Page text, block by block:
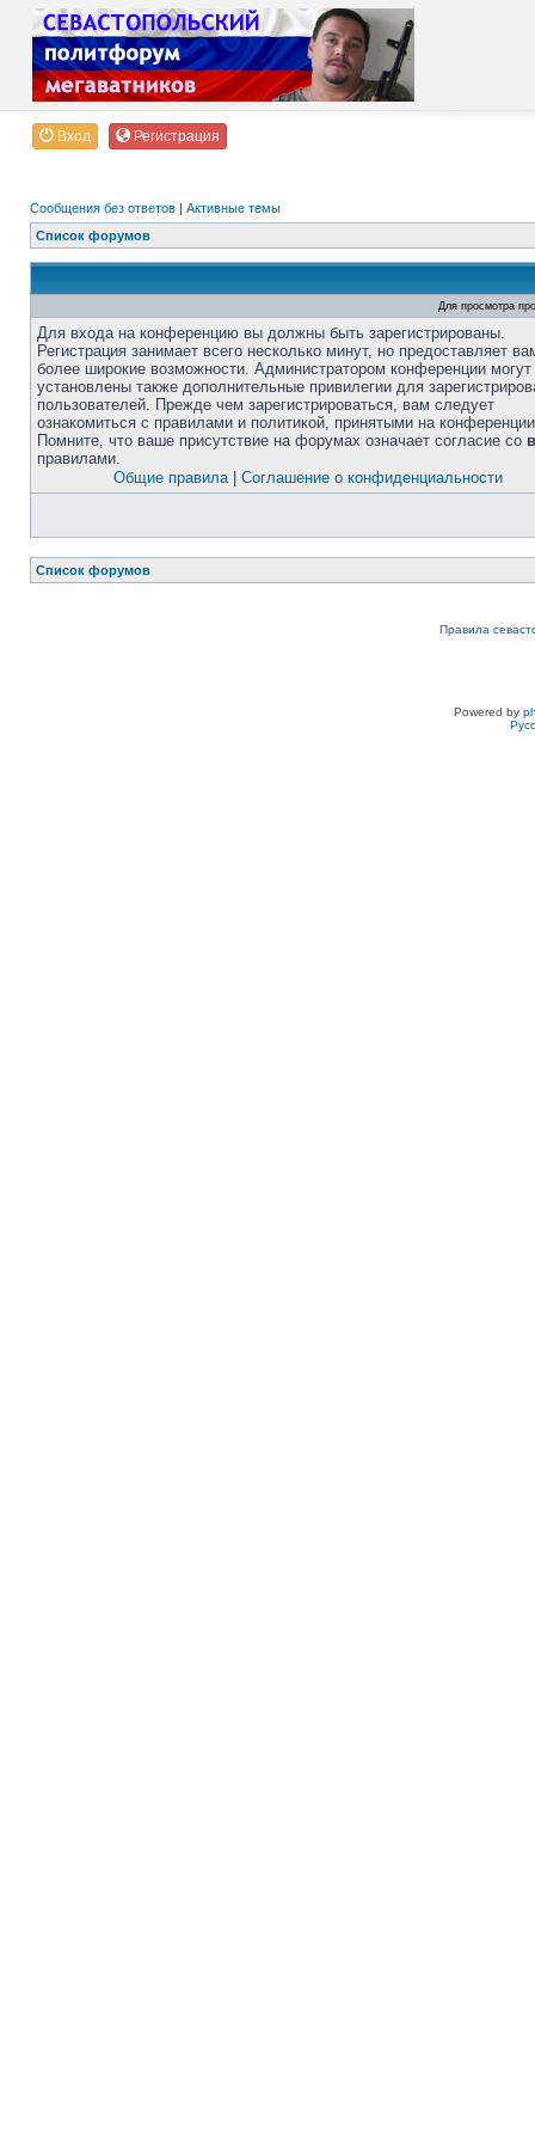
Вход Регистрация
Сообщения без ответов | Активные темы
Список форумов
Для просмотра
Для входа на конференцию вы должны быть зарегистрированы.
Регистрация занимает всего несколько минут, но предоставляет
более широкие возможности. Администратором конференции
установлены также дополнительные привилегии для
пользователей. Прежде чем зарегистрироваться, вам следует
ознакомиться с правилами и политикой, принятыми на
Помните, что ваше присутствие на форумах означает согласие со
правилами.
Общие правила| Соглашение о конфиденциальности
Список форумов
Правила
Powered by